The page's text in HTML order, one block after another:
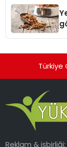
Türkiye
Reklam &